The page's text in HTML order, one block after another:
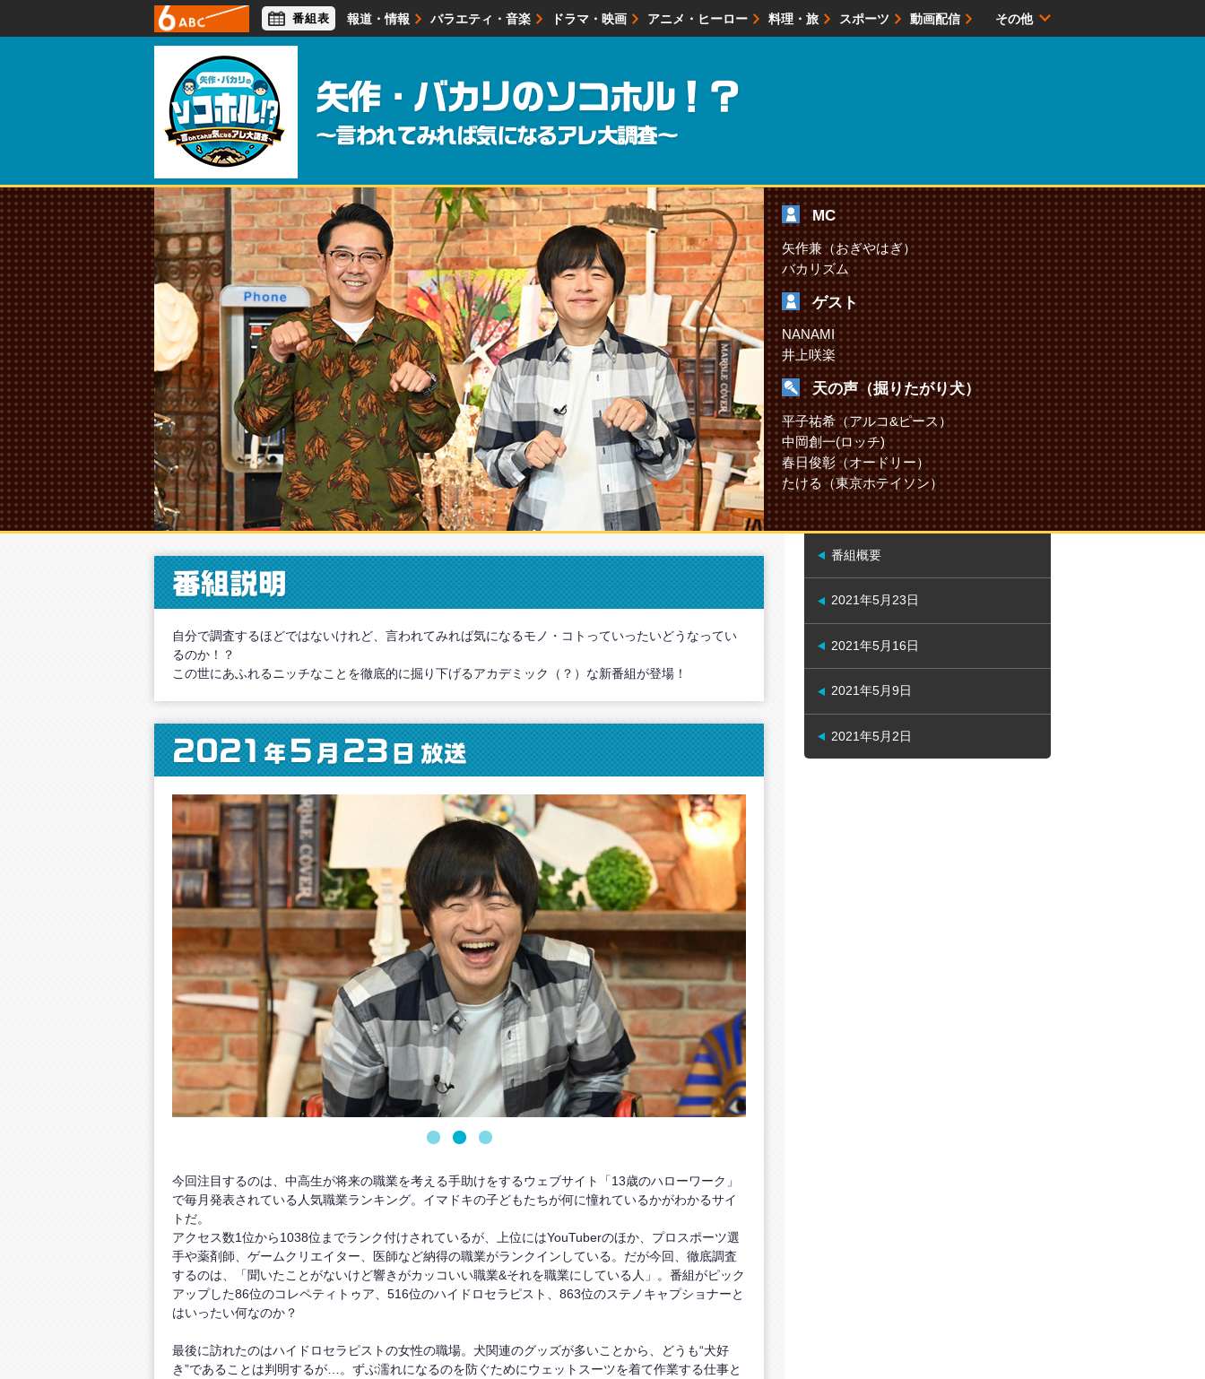
報道・情報 バラエティ・音楽 ドラマ・映画 アニメ・ヒーロー 料理・旅 スポーツ 動画配信
番組表 その他
矢作・バカリのソコホル！？
～言われてみれば気になるアレ大調査～
MC
矢作兼（おぎやはぎ）
バカリズム
ゲスト
NANAMI
井上咲楽
天の声（掘りたがり犬）
平子祐希（アルコ&ピース）
中岡創一(ロッチ)
春日俊彰（オードリー）
たける（東京ホテイソン）
番組説明
自分で調査するほどではないけれど、言われてみれば気になるモノ・コトっていったいどうなってい
るのか！？
この世にあふれるニッチなことを徹底的に掘り下げるアカデミック（？）な新番組が登場！
2021年5月23日 放送
今回注目するのは、中高生が将来の職業を考える手助けをするウェブサイト「13歳のハローワーク」
で毎月発表されている人気職業ランキング。イマドキの子どもたちが何に憧れているかがわかるサイ
トだ。
アクセス数1位から1038位までランク付けされているが、上位にはYouTuberのほか、プロスポーツ選
手や薬剤師、ゲームクリエイター、医師など納得の職業がランクインしている。だが今回、徹底調査
するのは、「聞いたことがないけど響きがカッコいい職業&それを職業にしている人」。番組がピック
アップした86位のコレペティトゥア、516位のハイドロセラピスト、863位のステノキャプショナーと
はいったい何なのか？
最後に訪れたのはハイドロセラピストの女性の職場。犬関連のグッズが多いことから、どうも“犬好
き”であることは判明するが…。ずぶ濡れになるのを防ぐためにウェットスーツを着て作業する仕事と
番組概要
2021年5月23日
2021年5月16日
2021年5月9日
2021年5月2日